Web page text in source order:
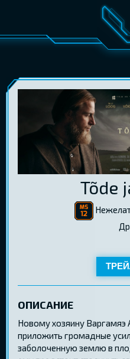
ФИЛЬМЫ
КОНФЕРЕНЦИИ
Tõde
ОПИСАНИЕ
Новому хозяину Варгамяэ
приложить громадные
заболоченную землю в